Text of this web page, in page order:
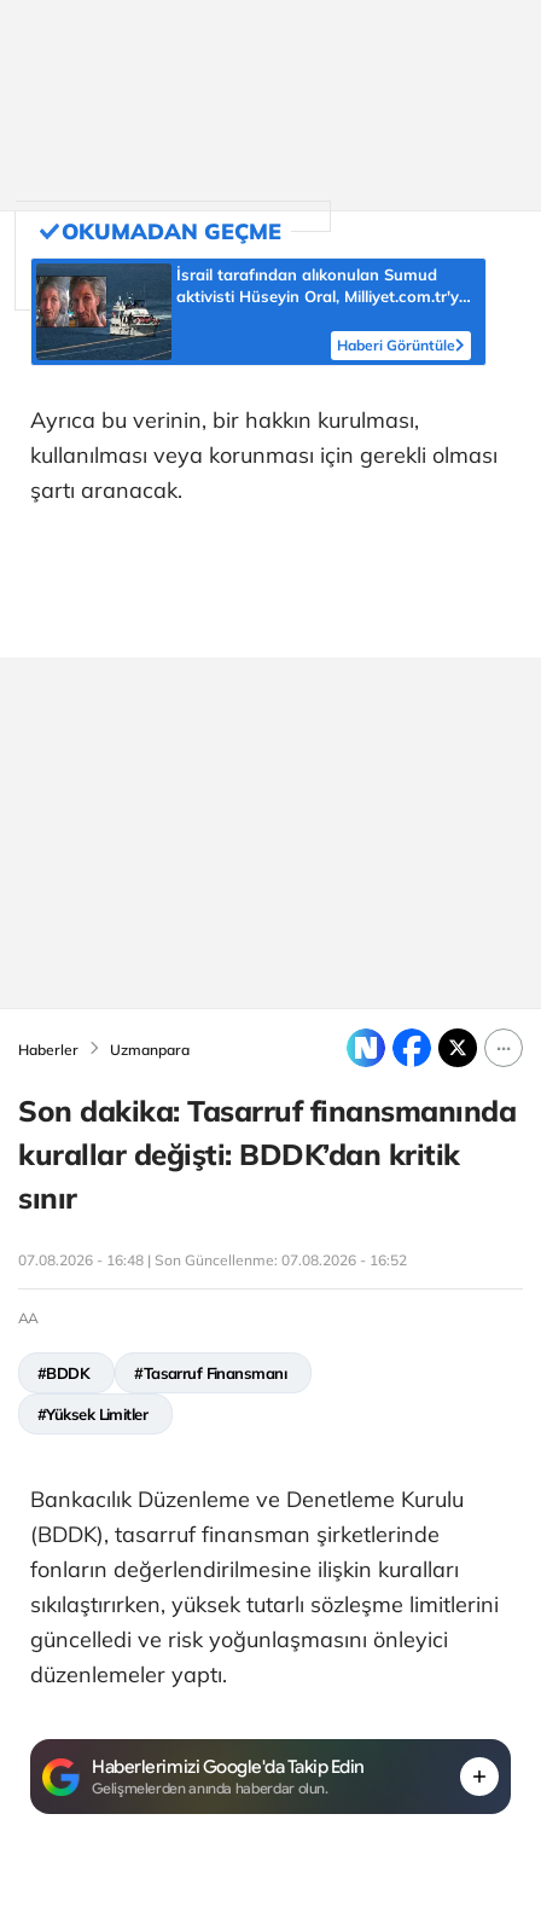
İsrail tarafından alıkonulan Sumud
aktivisti Hüseyin Oral, Milliyet.com.tr'ye
Haberi Görüntüle
Ayrıca bu verinin, bir hakkın kurulması,
kullanılması veya korunması için gerekli olması
şartı aranacak.
Haberler Uzmanpara
Son dakika: Tasarruf finansmanında
kurallar değişti: BDDK’dan kritik
sınır
07.08.2026 - 16:48 | Son Güncellenme: 07.08.2026 - 16:52
AA
#BDDK #Tasarruf Finansmanı
#Yüksek Limitler
Bankacılık Düzenleme ve Denetleme Kurulu
(BDDK), tasarruf finansman şirketlerinde
fonların değerlendirilmesine ilişkin kuralları
sıkılaştırırken, yüksek tutarlı sözleşme limitlerini
güncelledi ve risk yoğunlaşmasını önleyici
düzenlemeler yaptı.
Haberlerimizi Google'da Takip Edin
Gelişmelerden anında haberdar olun.